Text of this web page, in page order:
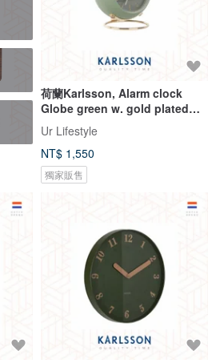
荷蘭Karlsson, Alarm clock
Globe green w. gold plated
stand
Ur Lifestyle
NT$ 1,550
獨家販售